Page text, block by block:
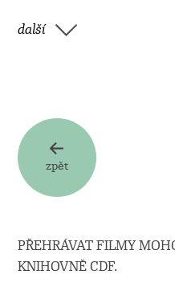
další
zpět
PŘEHRÁVAT FILMY
KNIHOVNĚ CDF.